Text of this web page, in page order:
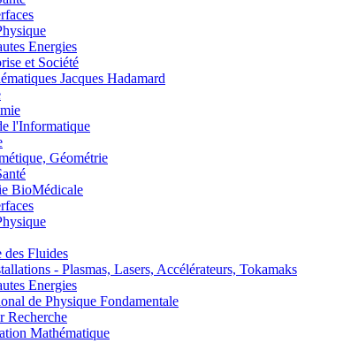
Energies
et Société
Jacques Hadamard
l'Informatique
Géométrie
BioMédicale
Fluides
- Plasmas, Lasers, Accélérateurs, Tokamaks
Energies
de Physique Fondamentale
Recherche
Mathématique